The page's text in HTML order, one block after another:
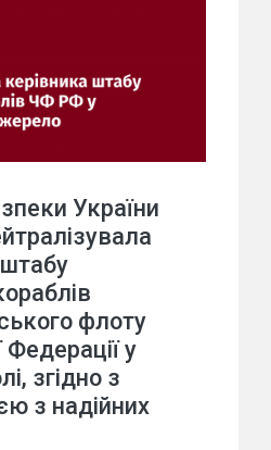
України
флоту
Федерації у
згідно з
з надійних